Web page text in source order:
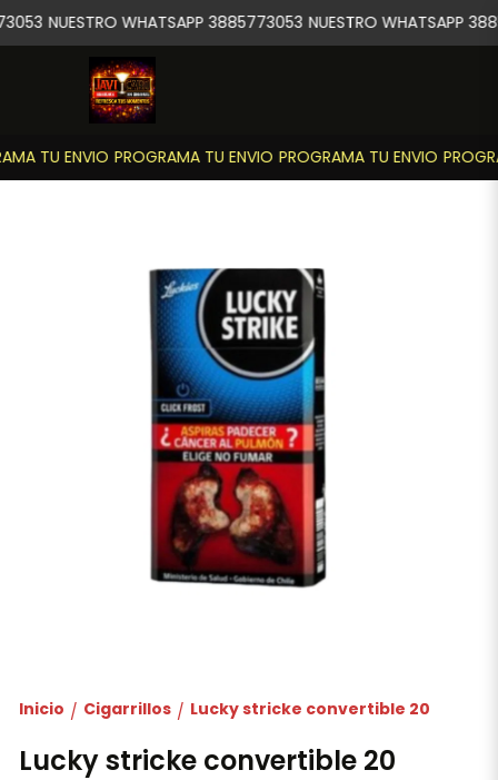
TU ENVIO PROGRAMA TU ENVIO PROGRAMA TU ENVIO
NUESTRO WHATSAPP 3885773053 NUESTRO WHATSAPP
Inicio / Cigarrillos / Lucky stricke convertible 20
Lucky stricke convertible 20